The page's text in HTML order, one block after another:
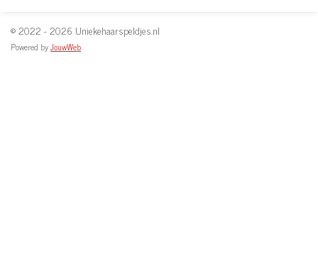
© 2022 - 2026 Uniekehaarspeldjes.nl
Powered byJouwWeb